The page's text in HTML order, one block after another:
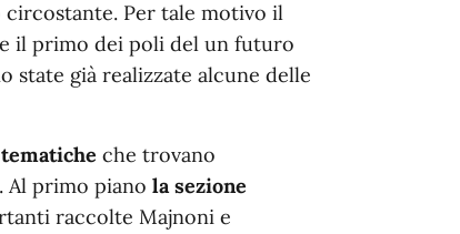
Per tale motivo il
il primo dei poli del un futuro
state già realizzate alcune delle
che trovano
Al primo piano la sezione
raccolte Majnoni e